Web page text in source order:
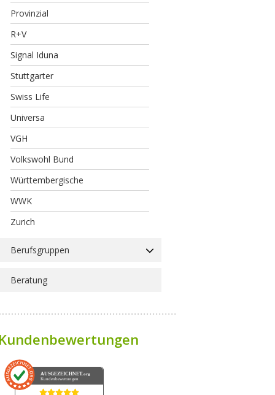
Provinzial
R+V
Signal Iduna
Stuttgarter
Swiss Life
Universa
VGH
Volkswohl Bund
Württembergische
WWK
Zurich
Berufsgruppen
Beratung
Kundenbewertungen
AUSGEZEICHNET .org
Kundenbewertungen